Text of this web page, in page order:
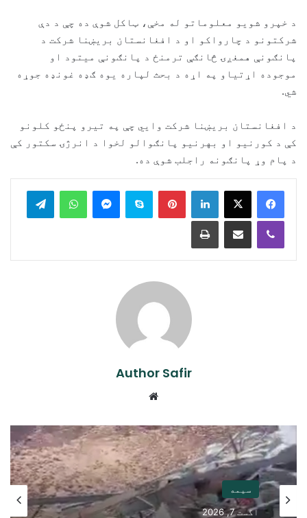
د خپرو شویو معلوماتو له مخې، ټاکل شوې ده چې د دې
شرکتونو د چارواکو او د افغانستان بریښنا شرکت د
پانګونې همغږۍ څانګې ترمنځ د پانګونې میتود او
موجوده اړتیاو په اړه د بحث لپاره یوه ګډه غونډه جوړه
شي.
د افغانستان بریښنا شرکت وايي چې په تیرو پنځو کلونو
کې د کورنیو او بهرنیو پانګوالو لخوا د انرژۍ سکتور کې
د پام وړ پانګونه راجلب شوې ده.
LinkedIn
Pinterest
Skype
Messenger
WhatsApp
Viber
Share via Email
Print
Author Safir
سیمه
اگست 7, 2026